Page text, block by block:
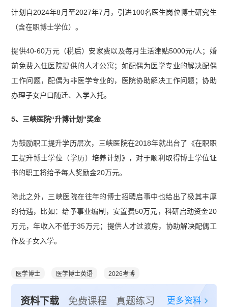
计划自2024年8月至2027年7月，引进100名医生岗位博士研究生
（含在职博士学位）。
提供40-60万元（税后）安家费以及每月生活津贴5000元/人；婚
前免费入住医院提供的人才公寓；如配偶为医学专业的解决配偶
工作问题，配偶为非医学专业的，医院协助解决工作问题；协助
办理子女户口随迁、入学入托。
5、三峡医院“升博计划”奖金
为鼓励职工提升学历层次，三峡医院在2018年就出台了《在职职
工提升博士学位（学历）培养计划》，对于顺利取得博士学位证
书的职工将给予每人奖励金20万元。
除此之外，三峡医院在往年的博士招聘启事中也给出了极其丰厚
的待遇，比如：给予事业编制，安置费50万元，科研启动资金20
万元，年收入不低于35万元；提供人才过渡房，协助解决配偶工
作及子女入学。
医学博士 医学博士英语 2026考博
资料下载 免费课程 真题练习 更多资料